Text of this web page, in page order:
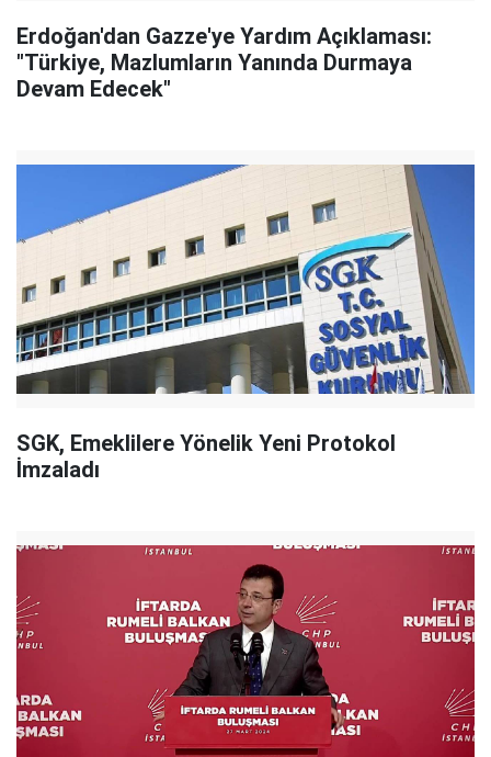
Erdoğan'dan Gazze'ye Yardım Açıklaması:
"Türkiye, Mazlumların Yanında Durmaya
Devam Edecek"
SGK, Emeklilere Yönelik Yeni Protokol
İmzaladı